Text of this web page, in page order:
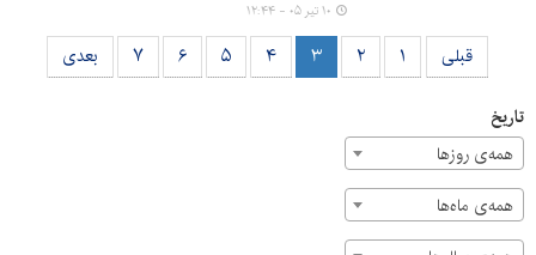
مسیر ویژه انتقال عزاداران برای خدمت‌رسانی به عزاداران خبر
۱۰ تیر ۰۵ - ۱۲:۴۴
قبلی ۱ ۲ ۳ ۴ ۵ ۶ ۷ بعدی
تاریخ
همه‌ی روزها
همه‌ی ماه‌ها